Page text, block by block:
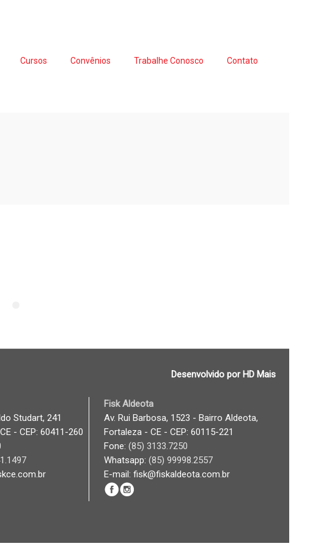
Cursos Convênios Trabalhe Conosco Contato
Desenvolvido por HD Mais
Studart, 241
- CEP: 60411-260
Fisk Aldeota
Av. Rui Barbosa, 1523 - Bairro Aldeota,
Fortaleza - CE - CEP: 60115-221
Fone:(85) 3133.7250
Whatsapp:(85) 99998.2557
E-mail: fisk@fiskaldeota.com.br